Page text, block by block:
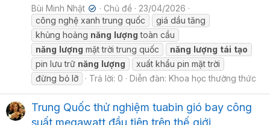
Bùi Minh Nhật ✔ Chủ đề
23/04/2026
công nghệ xanh trung quốc
giá dầu tăng
khủng hoảng năng lượng toàn cầu
năng lượng mặt trời trung quốc năng lượng tái tạo
pin lưu trữ năng lượng
xuất khẩu pin mặt trời
đừng bỏ lỡ
Trả lời: 0 Diễn đàn: Khoa học thường thức
Trung Quốc thử nghiệm tuabin gió bay công
suất megawatt đầu tiên trên thế giới